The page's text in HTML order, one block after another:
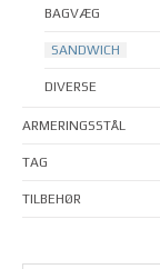
BAGVÆG
SANDWICH
DIVERSE
ARMERINGSSTÅL
TAG
TILBEHØR